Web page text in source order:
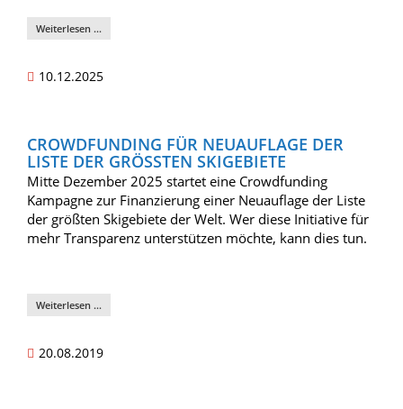
Weiterlesen …
10.12.2025
CROWDFUNDING FÜR NEUAUFLAGE DER
LISTE DER GRÖSSTEN SKIGEBIETE
Mitte Dezember 2025 startet eine Crowdfunding
Kampagne zur Finanzierung einer Neuauflage der Liste
der größten Skigebiete der Welt. Wer diese Initiative für
mehr Transparenz unterstützen möchte, kann dies tun.
Weiterlesen …
20.08.2019